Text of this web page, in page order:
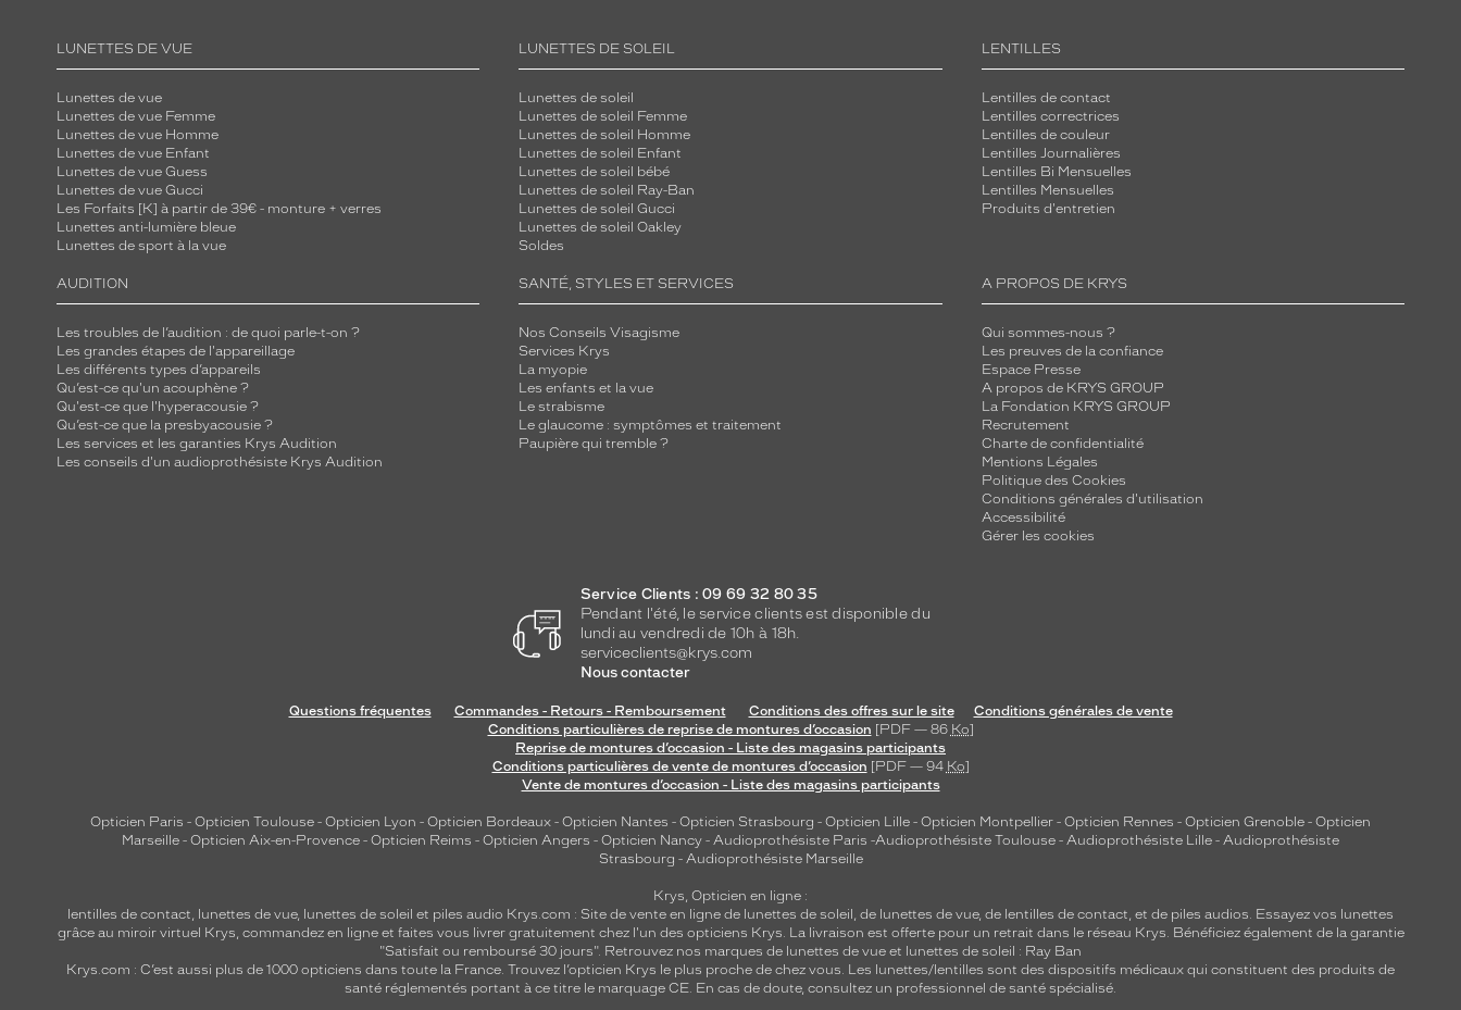
LUNETTES DE VUE
Lunettes de vue
Lunettes de vue Femme
Lunettes de vue Homme
Lunettes de vue Enfant
Lunettes de vue Guess
Lunettes de vue Gucci
Les Forfaits [K] à partir de 39€ - monture + verres
Lunettes anti-lumière bleue
Lunettes de sport à la vue
LUNETTES DE SOLEIL
Lunettes de soleil
Lunettes de soleil Femme
Lunettes de soleil Homme
Lunettes de soleil Enfant
Lunettes de soleil bébé
Lunettes de soleil Ray-Ban
Lunettes de soleil Gucci
Lunettes de soleil Oakley
Soldes
LENTILLES
Lentilles de contact
Lentilles correctrices
Lentilles de couleur
Lentilles Journalières
Lentilles Bi Mensuelles
Lentilles Mensuelles
Produits d'entretien
AUDITION
Les troubles de l’audition : de quoi parle-t-on ?
Les grandes étapes de l'appareillage
Les différents types d’appareils
Qu’est-ce qu'un acouphène ?
Qu'est-ce que l'hyperacousie ?
Qu’est-ce que la presbyacousie ?
Les services et les garanties Krys Audition
Les conseils d'un audioprothésiste Krys Audition
SANTÉ, STYLES ET SERVICES
Nos Conseils Visagisme
Services Krys
La myopie
Les enfants et la vue
Le strabisme
Le glaucome : symptômes et traitement
Paupière qui tremble ?
A PROPOS DE KRYS
Qui sommes-nous ?
Les preuves de la confiance
Espace Presse
A propos de KRYS GROUP
La Fondation KRYS GROUP
Recrutement
Charte de confidentialité
Mentions Légales
Politique des Cookies
Conditions générales d'utilisation
Accessibilité
Gérer les cookies
Service Clients : 09 69 32 80 35
Pendant l'été, le service clients est disponible du
lundi au vendredi de 10h à 18h.
serviceclients@krys.com
Nous contacter
Questions fréquentes Commandes - Retours - Remboursement Conditions des offres sur le site
Conditions générales de vente
Conditions particulières de reprise de montures d’occasion [PDF — 86 Ko]
Reprise de montures d’occasion - Liste des magasins participants
Conditions particulières de vente de montures d’occasion [PDF — 94 Ko]
Vente de montures d’occasion - Liste des magasins participants
Opticien Paris - Opticien Toulouse - Opticien Lyon - Opticien Bordeaux - Opticien Nantes - Opticien Strasbourg - Opticien Lille - Opticien Montpellier - Opticien Rennes - Opticien Grenoble - Opticien
Marseille - Opticien Aix-en-Provence - Opticien Reims - Opticien Angers - Opticien Nancy - Audioprothésiste Paris -Audioprothésiste Toulouse - Audioprothésiste Lille - Audioprothésiste
Strasbourg - Audioprothésiste Marseille
Krys, Opticien en ligne :
lentilles de contact, lunettes de vue, lunettes de soleil et piles audio Krys.com : Site de vente en ligne de lunettes de soleil, de lunettes de vue, de lentilles de contact, et de piles audios. Essayez vos lunettes
grâce au miroir virtuel Krys, commandez en ligne et faites vous livrer gratuitement chez l'un des opticiens Krys. La livraison est offerte pour un retrait dans le réseau Krys. Bénéficiez également de la garantie
"Satisfait ou remboursé 30 jours". Retrouvez nos marques de lunettes de vue et lunettes de soleil : Ray Ban
Krys.com : C’est aussi plus de 1000 opticiens dans toute la France. Trouvez l’opticien Krys le plus proche de chez vous. Les lunettes/lentilles sont des dispositifs médicaux qui constituent des produits de
santé réglementés portant à ce titre le marquage CE. En cas de doute, consultez un professionnel de santé spécialisé.